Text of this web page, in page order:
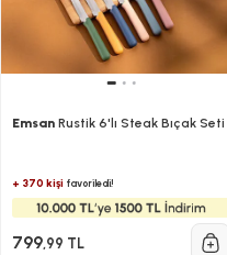
Emsan Rustik 6'lı Steak Bıçak Seti
+ 370 kişi favoriledi!
799,99 TL